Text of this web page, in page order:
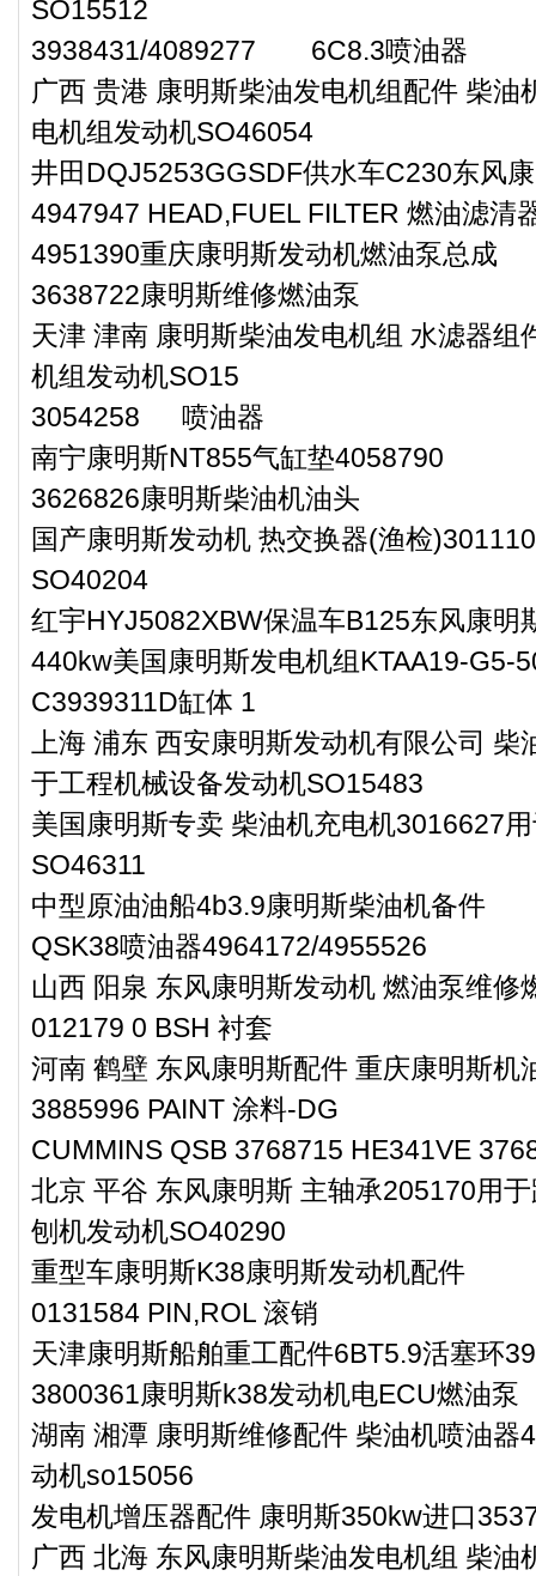
SO15512
3938431/4089277 6C8.3喷油器
广西 贵港 康明斯柴油发电机组配件 柴油
电机组发动机SO46054
井田DQJ5253GGSDF供水车C230东风
4947947 HEAD,FUEL FILTER 燃油滤清
4951390重庆康明斯发动机燃油泵总成
3638722康明斯维修燃油泵
天津 津南 康明斯柴油发电机组 水滤器组
机组发动机SO15
3054258 喷油器
南宁康明斯NT855气缸垫4058790
3626826康明斯柴油机油头
国产康明斯发动机 热交换器(渔检
SO40204
红宇HYJ5082XBW保温车B125东风康明
440kw美国康明斯发电机组KTAA19-G5-
C3939311D缸体 1
上海 浦东 西安康明斯发动机有限公司
于工程机械设备发动机SO15483
美国康明斯专卖 柴油机充电机3016627
SO46311
中型原油油船4b3.9康明斯柴油机备件
QSK38喷油器4964172/4955526
山西 阳泉 东风康明斯发动机 燃油泵维修
012179 0 BSH 衬套
河南 鹤壁 东风康明斯配件 重庆康明斯机
3885996 PAINT 涂料-DG
CUMMINS QSB 3768715 HE341VE
北京 平谷 东风康明斯 主轴承205170用
刨机发动机SO40290
重型车康明斯K38康明斯发动机配件
0131584 PIN,ROL 滚销
天津康明斯船舶重工配件6BT5.9活塞环
3800361康明斯k38发动机电ECU燃油泵
湖南 湘潭 康明斯维修配件 柴油机喷油器
动机so15056
发电机增压器配件 康明斯350kw进口
广西 北海 东风康明斯柴油发电机组 柴油